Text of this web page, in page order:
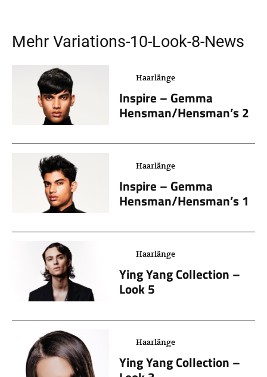
Mehr Variations-10-Look-8-News
Haarlänge
Inspire – Gemma
Hensman/Hensman’s 2
Haarlänge
Inspire – Gemma
Hensman/Hensman’s 1
Haarlänge
Ying Yang Collection –
Look 5
Haarlänge
Ying Yang Collection –